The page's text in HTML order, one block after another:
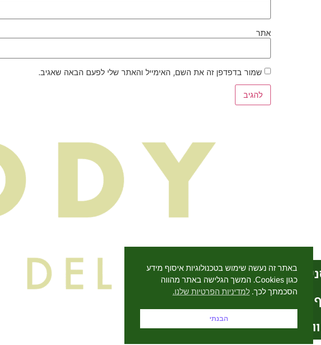
אתר
שמור בדפדפן זה את השם, האימייל והאתר שלי לפעם הבאה שאגיב.
מעדניה שכונתית ← טעם בין לאומי
All rights reserved
באזל
מיקאדו
וואטסאפ
באתר זה נעשה שימוש בטכנולוגיות איסוף מידע
כגון Cookies. המשך הגלישה באתר מהווה
הסכמתך לכך. למדיניות הפרטיות שלנו.
הבנתי